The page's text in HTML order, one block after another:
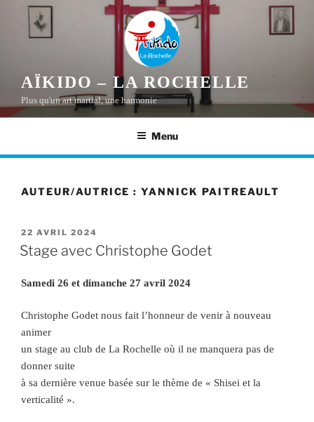
contenu
AÏKIDO – LA ROCHELLE
Plus qu'un art martial, une harmonie
Menu
AUTEUR/AUTRICE :YANNICK PAITREAULT
PUBLIÉ
LE
22 AVRIL 2024
Stage avec Christophe Godet
Samedi 26 et dimanche 27 avril 2024
Christophe Godet nous fait l’honneur de venir à nouveau
animer
un stage au club de La Rochelle où il ne manquera pas de
donner suite
à sa dernière venue basée sur le thème de « Shisei et la
verticalité ».